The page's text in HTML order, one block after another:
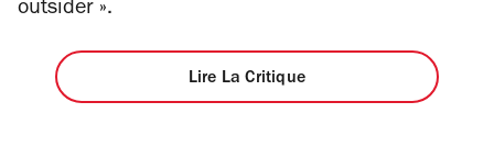
outsider ».
Lire La Critique